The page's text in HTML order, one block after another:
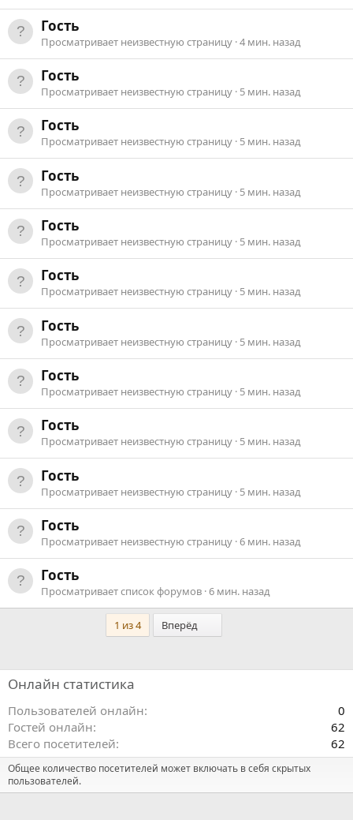
Гость
Просматривает неизвестную страницу 4 мин. назад
Гость
Просматривает неизвестную страницу 5 мин. назад
Гость
Просматривает неизвестную страницу 5 мин. назад
Гость
Просматривает неизвестную страницу 5 мин. назад
Гость
Просматривает неизвестную страницу 5 мин. назад
Гость
Просматривает неизвестную страницу 5 мин. назад
Гость
Просматривает неизвестную страницу 5 мин. назад
Гость
Просматривает неизвестную страницу 5 мин. назад
Гость
Просматривает неизвестную страницу 5 мин. назад
Гость
Просматривает неизвестную страницу 5 мин. назад
Гость
Просматривает неизвестную страницу 6 мин. назад
Гость
Просматривает список форумов 6 мин. назад
1 из 4 Вперёд
Онлайн статистика
Пользователей онлайн
0
Гостей онлайн
62
Всего посетителей
62
Общее количество посетителей может включать в себя скрытых
пользователей.